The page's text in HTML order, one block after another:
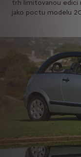
trh limitovanou edici
jako poctu modelu